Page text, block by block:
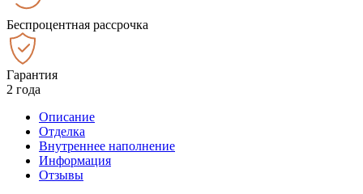
Беспроцентная рассрочка
Гарантия
2 года
Описание
Отделка
Внутреннее наполнение
Информация
Отзывы